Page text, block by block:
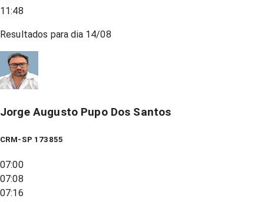
11:48
Resultados para dia 14/08
Jorge Augusto Pupo Dos Santos
CRM-SP 173855
07:00
07:08
07:16